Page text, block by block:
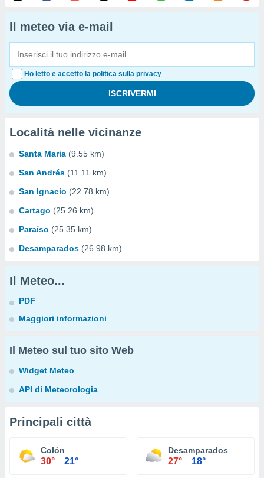
Il meteo via e-mail
Ho letto e accetto la politica sulla privacy
Località nelle vicinanze
Santa Maria (9.55 km)
San Andrés (11.11 km)
San Ignacio (22.78 km)
Cartago (25.26 km)
Paraíso (25.35 km)
Desamparados (26.98 km)
Il Meteo...
PDF
Maggiori informazioni
Il Meteo sul tuo sito Web
Widget Meteo
API di Meteorologia
Principali città
Colón
30° 21°
Desamparados
27° 18°